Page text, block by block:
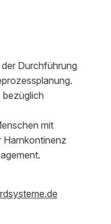
Durchführung
bezüglich
mit
Harnkontinenz